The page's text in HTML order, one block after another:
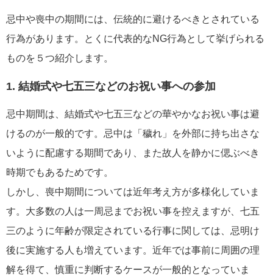
忌中や喪中の期間には、伝統的に避けるべきとされている
行為があります。とくに代表的なNG行為として挙げられる
ものを５つ紹介します。
1. 結婚式や七五三などのお祝い事への参加
忌中期間は、結婚式や七五三などの華やかなお祝い事は避
けるのが一般的です。忌中は「穢れ」を外部に持ち出さな
いように配慮する期間であり、また故人を静かに偲ぶべき
時期でもあるためです。
しかし、喪中期間については近年考え方が多様化していま
す。大多数の人は一周忌までお祝い事を控えますが、七五
三のように年齢が限定されている行事に関しては、忌明け
後に実施する人も増えています。近年では事前に周囲の理
解を得て、慎重に判断するケースが一般的となっていま